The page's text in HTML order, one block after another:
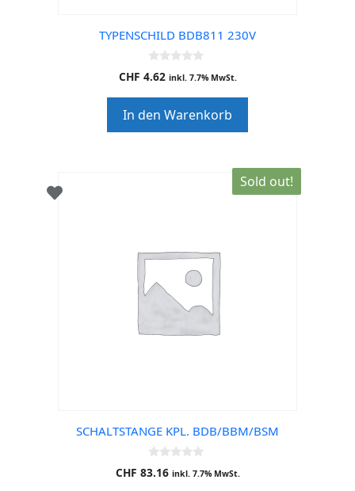
TYPENSCHILD BDB811 230V
0
o
o
f
5
CHF 4.62 inkl. 7.7% MwSt.
In den Warenkorb
Sold out!
SCHALTSTANGE KPL. BDB/BBM/BSM
0
o
CHF 83.16 inkl. 7.7% MwSt.